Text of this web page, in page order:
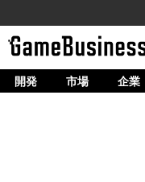
ホーム
開発 市場 企業